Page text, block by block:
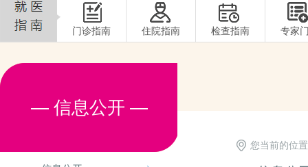
门诊指南 住院指南 检查指南 专家
— 信息公开 —
您当前的位